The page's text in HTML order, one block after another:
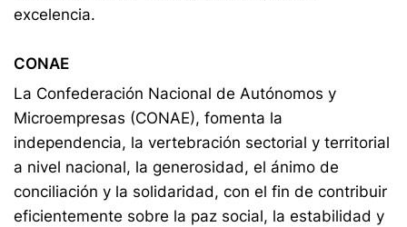
excelencia.
CONAE
La Confederación Nacional de Autónomos y
Microempresas (CONAE), fomenta la
independencia, la vertebración sectorial y territorial
a nivel nacional, la generosidad, el ánimo de
conciliación y la solidaridad, con el fin de contribuir
eficientemente sobre la paz social, la estabilidad y